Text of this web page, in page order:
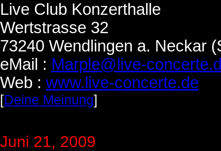
Live Club Konzerthalle
Wertstrasse 32
73240 Wendlingen a. Neckar
eMail : Marple@live-
Web : www.live-concerte.de
[Deine Meinung]
Juni 21, 2009